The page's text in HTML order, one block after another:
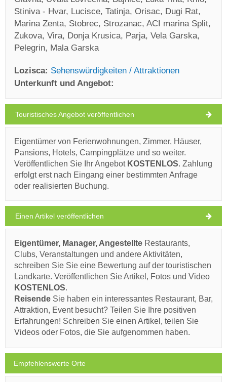
Stiniva - Hvar, Lucisce, Tatinja, Orisac, Dugi Rat,
Marina Zenta, Stobrec, Strozanac, ACI marina Split,
Zukova, Vira, Donja Krusica, Parja, Vela Garska,
Pelegrin, Mala Garska
Lozisca: Sehenswürdigkeiten / Attraktionen
Unterkunft und Angebot:
Lozisca Wetter
SONNTAG
Kroatien,Insel Brac,
LOZISCA
29°C
klarer Himmel
Windgeschwindigkeit: 5.06 km/h
Montag,
10.08.26 29°C klarer Himmel
Dienstag, 30°C
Mittwoch, 31°C klarer Himmel
Touristische Karte
Ivan Nane (Holiday-Link.Com)
Muss besuchen(/) Besuchen(/) Auslassen(/)
AUF DER KARTE ANZEIGEN
MEHR LESEN / KOMMENTIEREN
Touristisches Angebot veröffentlichen
Eigentümer von Ferienwohnungen, Zimmer, Häuser,
Pansions, Hotels, Campingplätze und so weiter.
Veröffentlichen Sie Ihr Angebot KOSTENLOS. Zahlung
erfolgt erst nach Eingang einer bestimmten Anfrage
oder realisierten Buchung.
Einen Artikel veröffentlichen
Eigentümer, Manager, Angestellte Restaurants,
Clubs, Veranstaltungen und andere Aktivitäten,
schreiben Sie Sie eine Bewertung auf der touristischen
Landkarte. Veröffentlichen Sie Artikel, Fotos und Video
KOSTENLOS.
Reisende Sie haben ein interessantes Restaurant, Bar,
Attraktion, Event besucht? Teilen Sie Ihre positiven
Erfahrungen! Schreiben Sie einen Artikel, teilen Sie
Videos oder Fotos, die Sie aufgenommen haben.
Empfehlenswerte Orte